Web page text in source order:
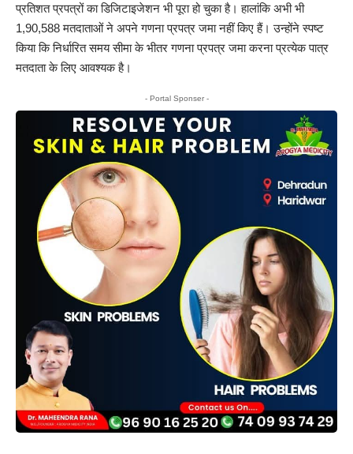
प्रतिशत प्रपत्रों का डिजिटाइजेशन भी पूरा हो चुका है। हालांकि अभी भी
1,90,588 मतदाताओं ने अपने गणना प्रपत्र जमा नहीं किए हैं। उन्होंने स्पष्ट
किया कि निर्धारित समय सीमा के भीतर गणना प्रपत्र जमा करना प्रत्येक पात्र
मतदाता के लिए आवश्यक है।
- Portal Sponser -